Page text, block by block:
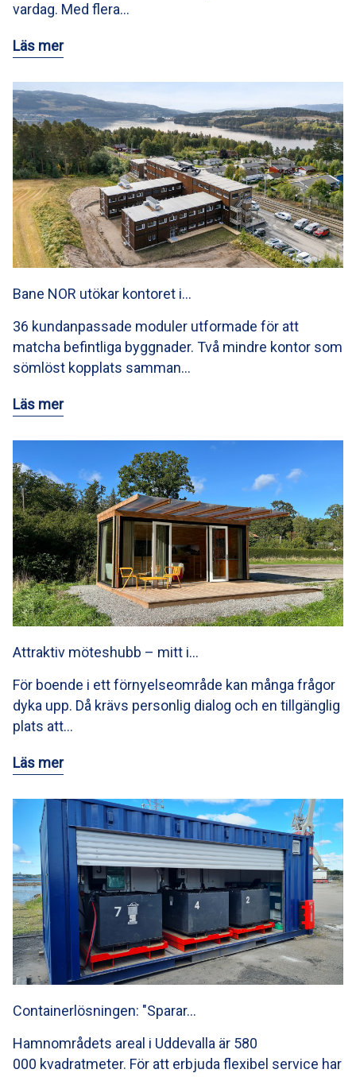
vardag. Med flera…
Läs mer
Bane NOR utökar kontoret i…
36 kundanpassade moduler utformade för att
matcha befintliga byggnader. Två mindre kontor som
sömlöst kopplats samman…
Läs mer
Attraktiv möteshubb – mitt i…
För boende i ett förnyelseområde kan många frågor
dyka upp. Då krävs personlig dialog och en tillgänglig
plats att…
Läs mer
Containerlösningen: "Sparar…
Hamnområdets areal i Uddevalla är 580
000 kvadratmeter. För att erbjuda flexibel service har